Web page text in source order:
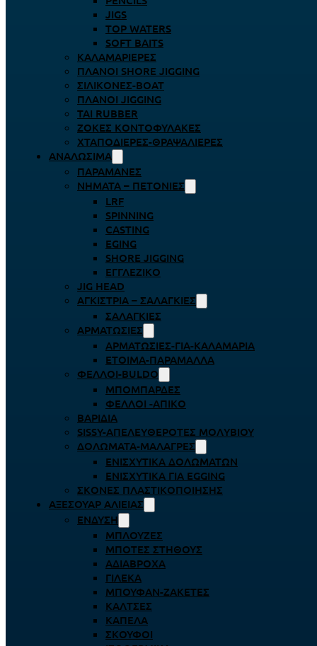
JIGS
TOP WATERS
SOFT BAITS
ΚΑΛΑΜΑΡΙΈΡΕΣ
ΠΛΆΝΟΙ SHORE JIGGING
ΣΙΛΙΚΌΝΕΣ-BOAT
ΠΛΆΝΟΙ JIGGING
TAI RUBBER
ΖΌΚΕΣ ΚΟΝΤΟΦΎΛΑΚΕΣ
ΧΤΑΠΟΔΙΈΡΕΣ-ΘΡΑΨΑΛΙΈΡΕΣ
ΑΝΑΛΏΣΙΜΑ
ΠΑΡΑΜΆΝΕΣ
ΝΉΜΑΤΑ – ΠΕΤΟΝΙΈΣ
LRF
SPINNING
CASTING
EGING
SHORE JIGGING
ΕΓΓΛΈΖΙΚΟ
JIG HEAD
ΑΓΚΊΣΤΡΙΑ – ΣΑΛΑΓΚΙΈΣ
ΣΑΛΑΓΚΙΈΣ
ΑΡΜΑΤΩΣΙΈΣ
ΑΡΜΑΤΩΣΙΈΣ-ΓΙΑ-ΚΑΛΑΜΆΡΙΑ
ΈΤΟΙΜΑ-ΠΑΡΆΜΑΛΛΑ
ΦΕΛΛΟΊ-BULDO
ΜΠΟΜΠΆΡΔΕΣ
ΦΕΛΛΟΊ -ΑΠΊΚΟ
ΒΑΡΊΔΙΑ
SISSY-ΑΠΕΛΕΥΘΕΡΟΤΈΣ ΜΟΛΥΒΙΟΎ
ΔΟΛΏΜΑΤΑ-ΜΑΛΆΓΡΕΣ
ΕΝΙΣΧΥΤΙΚΆ ΔΟΛΩΜΆΤΩΝ
ΕΝΙΣΧΥΤΙΚΆ ΓΙΑ EGGING
ΣΚΌΝΕΣ ΠΛΑΣΤΙΚΟΠΟΊΗΣΗΣ
ΑΞΕΣΟΥΆΡ ΑΛΙΕΊΑΣ
ΈΝΔΥΣΗ
ΜΠΛΟΎΖΕΣ
ΜΠΌΤΕΣ ΣΤΉΘΟΥΣ
ΑΔΙΆΒΡΟΧΑ
ΓΙΛΈΚΑ
ΜΠΟΥΦΆΝ-ΖΑΚΈΤΕΣ
ΚΆΛΤΣΕΣ
ΚΑΠΈΛΑ
ΣΚΟΎΦΟΙ